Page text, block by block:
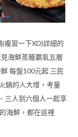
複習一下XD)詳細的
海鮮蒸籠霸氣五層
每盤100元起 三民
鍋的人大增，考量
三人到六個人一起享
海鮮，都在這裡